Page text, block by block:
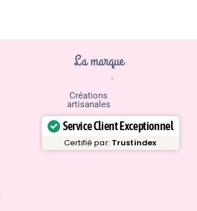
La marque
Fil de l'actu
Kit couture
Créations
artisanales
Service Client Exceptionnel
Certifié par: Trustindex